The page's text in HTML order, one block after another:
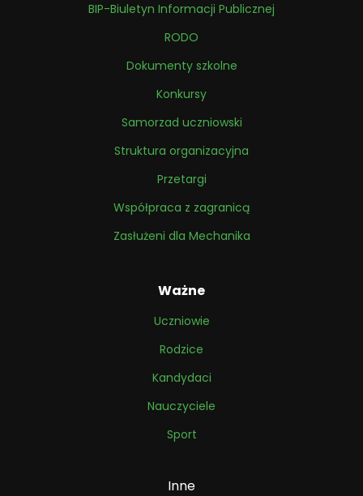
BIP-Biuletyn Informacji Publicznej
RODO
Dokumenty szkolne
Konkursy
Samorzad uczniowski
Struktura organizacyjna
Przetargi
Współpraca z zagranicą
Zasłużeni dla Mechanika
Ważne
Uczniowie
Rodzice
Kandydaci
Nauczyciele
Sport
Inne